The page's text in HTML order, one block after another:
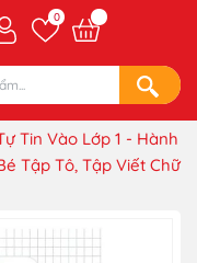
0
Tin Vào Lớp 1 - Hành
Tập Tô, Tập Viết Chữ